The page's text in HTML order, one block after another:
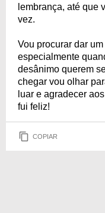
lembrança, até que
vez.
Vou procurar dar
especialmente
desânimo querem
chegar vou olhar
luar e agradecer
fui feliz!
COPIAR